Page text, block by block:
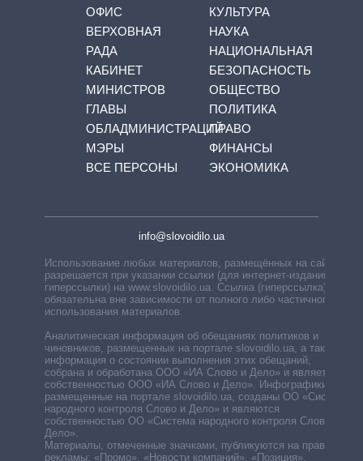
ОФИС
ВЕРХОВНАЯ
РАДА
КАБИНЕТ
МИНИСТРОВ
ГЛАВЫ
ОБЛАДМИНИСТРАЦИЙ
МЭРЫ
ВСЕ ПЕРСОНЫ
КУЛЬТУРА
НАУКА
НАЦИОНАЛЬНАЯ
БЕЗОПАСНОСТЬ
ОБЩЕСТВО
ПОЛИТИКА
ПРАВО
ФИНАНСЫ
ЭКОНОМИКА
info@slovoidilo.ua
Использование любых материалов, размещённых на сайте,
разрешается при указании ссылки (для интернет-изданий —
гиперссылки) на www.slovoidilo.ua. Ссылка (гиперссылка)
обязательна вне зависимости от полного либо частичного
использования материалов.
Аналитическая информация об обещаниях политиков и
чиновников, размещенных на портале slovoidilo.ua, а также
информация о состоянии выполнения этих обещаний,
собрана и обработана ООО «ИА Слово и Дело» и является
собственностью ООО «ИА Слово и Дело». Инфографики,
размещенные на портале slovoidilo.ua, созданы ОО «Система
народного контроля Слово и Дело» и являются
собственностью ОО «Система народного контроля Слово и
Дело».
Материалы, отмеченные значками, публикуются на правах
рекламы: «Промо», «Новости компаний», «Позиция»,